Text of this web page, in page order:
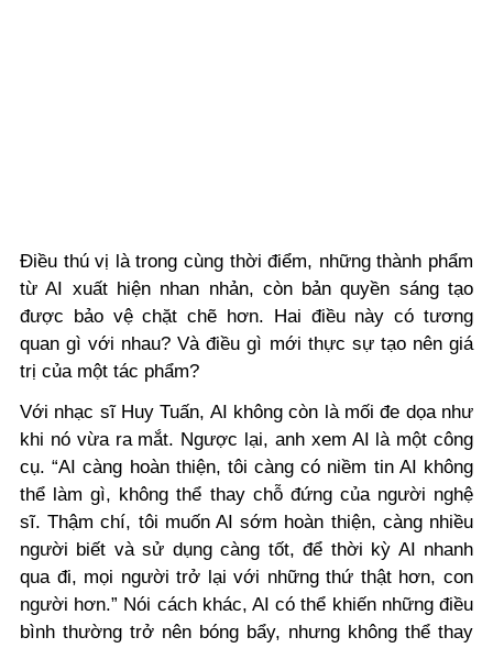
Điều thú vị là trong cùng thời điểm, những thành phẩm
từ AI xuất hiện nhan nhản, còn bản quyền sáng tạo
được bảo vệ chặt chẽ hơn. Hai điều này có tương
quan gì với nhau? Và điều gì mới thực sự tạo nên giá
trị của một tác phẩm?
Với nhạc sĩ Huy Tuấn, AI không còn là mối đe dọa như
khi nó vừa ra mắt. Ngược lại, anh xem AI là một công
cụ. “AI càng hoàn thiện, tôi càng có niềm tin AI không
thể làm gì, không thể thay chỗ đứng của người nghệ
sĩ. Thậm chí, tôi muốn AI sớm hoàn thiện, càng nhiều
người biết và sử dụng càng tốt, để thời kỳ AI nhanh
qua đi, mọi người trở lại với những thứ thật hơn, con
người hơn.” Nói cách khác, AI có thể khiến những điều
bình thường trở nên bóng bẩy, nhưng không thể thay